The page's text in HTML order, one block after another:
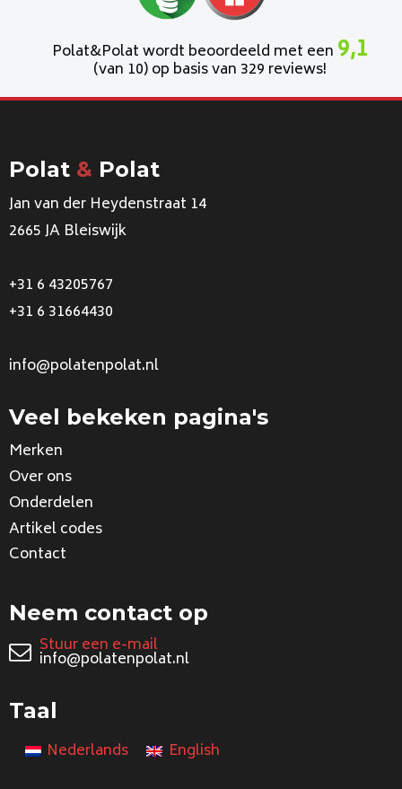
Polat&Polat wordt beoordeeld met een 9,1
(van 10) op basis van 329 reviews!
Polat & Polat
Jan van der Heydenstraat 14
2665 JA Bleiswijk
+31 6 43205767
+31 6 31664430
info@polatenpolat.nl
Veel bekeken pagina's
Merken
Over ons
Onderdelen
Artikel codes
Contact
Neem contact op
Stuur een e-mail
info@polatenpolat.nl
Taal
Nederlands English